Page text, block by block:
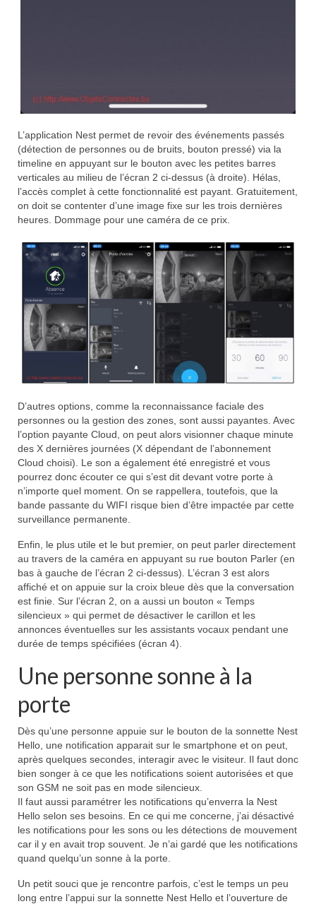
L’application Nest permet de revoir des événements passés
(détection de personnes ou de bruits, bouton pressé) via la
timeline en appuyant sur le bouton avec les petites barres
verticales au milieu de l’écran 2 ci-dessus (à droite). Hélas,
l’accès complet à cette fonctionnalité est payant. Gratuitement,
on doit se contenter d’une image fixe sur les trois dernières
heures. Dommage pour une caméra de ce prix.
D’autres options, comme la reconnaissance faciale des
personnes ou la gestion des zones, sont aussi payantes. Avec
l’option payante Cloud, on peut alors visionner chaque minute
des X dernières journées (X dépendant de l’abonnement
Cloud choisi). Le son a également été enregistré et vous
pourrez donc écouter ce qui s’est dit devant votre porte à
n’importe quel moment. On se rappellera, toutefois, que la
bande passante du WIFI risque bien d’être impactée par cette
surveillance permanente.
Enfin, le plus utile et le but premier, on peut parler directement
au travers de la caméra en appuyant su rue bouton Parler (en
bas à gauche de l’écran 2 ci-dessus). L’écran 3 est alors
affiché et on appuie sur la croix bleue dès que la conversation
est finie. Sur l’écran 2, on a aussi un bouton « Temps
silencieux » qui permet de désactiver le carillon et les
annonces éventuelles sur les assistants vocaux pendant une
durée de temps spécifiées (écran 4).
Une personne sonne à la
porte
Dès qu’une personne appuie sur le bouton de la sonnette Nest
Hello, une notification apparait sur le smartphone et on peut,
après quelques secondes, interagir avec le visiteur. Il faut donc
bien songer à ce que les notifications soient autorisées et que
son GSM ne soit pas en mode silencieux.
Il faut aussi paramétrer les notifications qu’enverra la Nest
Hello selon ses besoins. En ce qui me concerne, j’ai désactivé
les notifications pour les sons ou les détections de mouvement
car il y en avait trop souvent. Je n’ai gardé que les notifications
quand quelqu’un sonne à la porte.
Un petit souci que je rencontre parfois, c’est le temps un peu
long entre l’appui sur la sonnette Nest Hello et l’ouverture de